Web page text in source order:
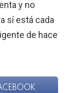
y no
sí está cada
de hace